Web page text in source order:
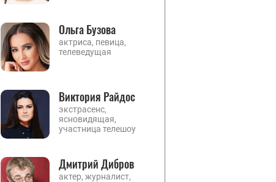
Ольга Бузова
актриса, певица,
телеведущая
Виктория Райдос
экстрасенс,
ясновидящая,
участница телешоу
Дмитрий Дибров
актер, журналист,